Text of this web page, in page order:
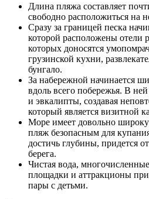
Длина пляжа составляет
свободно расположиться на
Сразу за границей песка
которой расположены отели
которых доносятся
грузинской кухни,
бунгало.
За набережной начинается
вдоль всего побережья. В
и эвкалипты, создавая
который является визитной
Море имеет довольно
пляж безопасным для
достичь глубины, придется
берега.
Чистая вода,
площадки и аттракционы
пары с детьми.